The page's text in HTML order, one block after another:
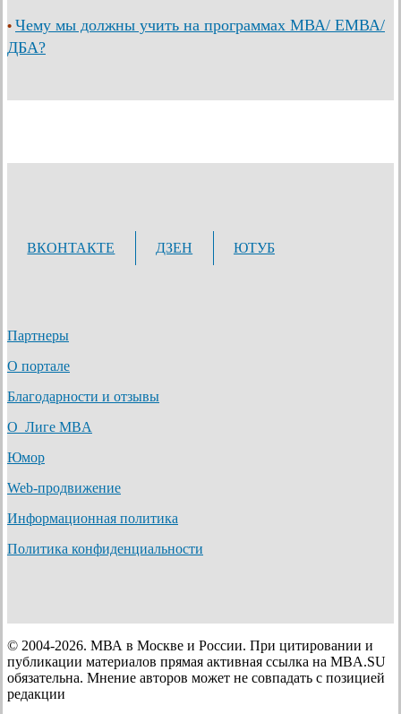
• Чему мы должны учить на программах МВА/ ЕМВА/
ДБА?
ВКОНТАКТЕ ДЗЕН ЮТУБ
Партнеры
О портале
Благодарности и отзывы
О Лиге MBA
Юмор
Web-продвижение
Информационная политика
Политика конфиденциальности
© 2004-2026. МВА в Москве и России. При цитировании и
публикации материалов прямая активная ссылка на MBA.SU
обязательна. Мнение авторов может не совпадать с позицией
редакции